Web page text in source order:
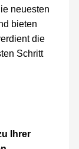
neuesten
bieten
die
Schritt
Ihrer